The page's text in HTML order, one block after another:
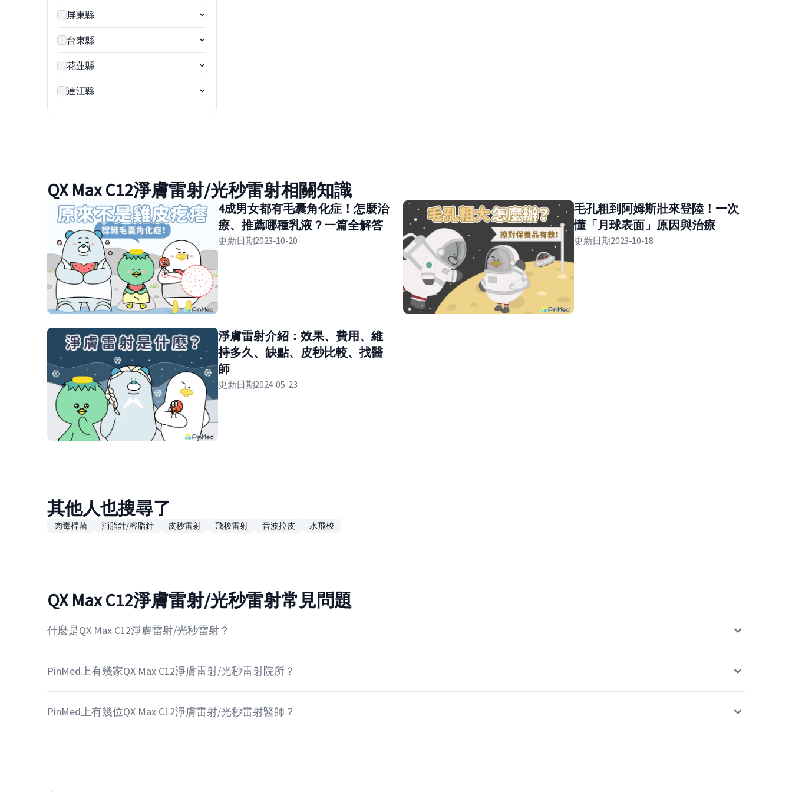
屏東縣
台東縣
花蓮縣
連江縣
QX Max C12淨膚雷射/光秒雷射相關知識
4成男女都有毛囊角化症！怎麼治
療、推薦哪種乳液？一篇全解答
更新日期2023-10-20
毛孔粗到阿姆斯壯來登陸！一次
懂「月球表面」原因與治療
更新日期2023-10-18
淨膚雷射介紹：效果、費用、維
持多久、缺點、皮秒比較、找醫
師
更新日期2024-05-23
其他人也搜尋了
肉毒桿菌 消脂針/溶脂針 皮秒雷射 飛梭雷射 音波拉皮 水飛梭
QX Max C12淨膚雷射/光秒雷射常見問題
什麼是QX Max C12淨膚雷射/光秒雷射？
PinMed上有幾家QX Max C12淨膚雷射/光秒雷射院所？
PinMed上有幾位QX Max C12淨膚雷射/光秒雷射醫師？